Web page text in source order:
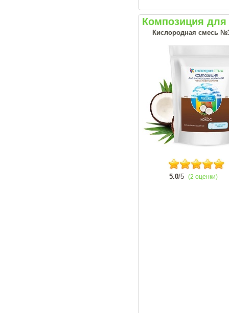
Композиция
Кислородная смесь
5.0/5 (2 оценки)